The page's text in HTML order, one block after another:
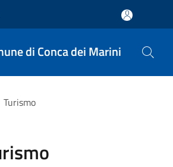
di Conca dei Marini
Turismo